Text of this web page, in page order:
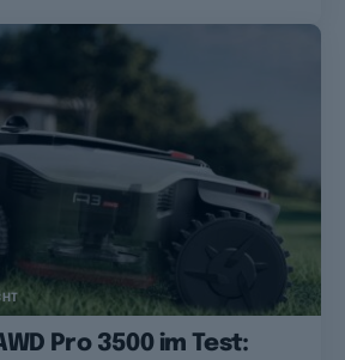
Pro 3500 im Test: